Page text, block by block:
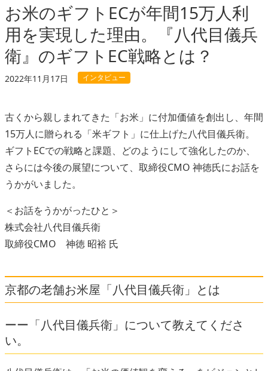
お米のギフトECが年間15万人利
用を実現した理由。『八代目儀兵
衛』のギフトEC戦略とは？
2022年11月17日 インタビュー
古くから親しまれてきた「お米」に付加価値を創出し、年間
15万人に贈られる「米ギフト」に仕上げた八代目儀兵衛。
ギフトECでの戦略と課題、どのようにして強化したのか、
さらには今後の展望について、取締役CMO 神徳氏にお話を
うかがいました。
＜お話をうかがったひと＞
株式会社八代目儀兵衛
取締役CMO 神徳 昭裕 氏
京都の老舗お米屋「八代目儀兵衛」とは
ーー「八代目儀兵衛」について教えてくださ
い。